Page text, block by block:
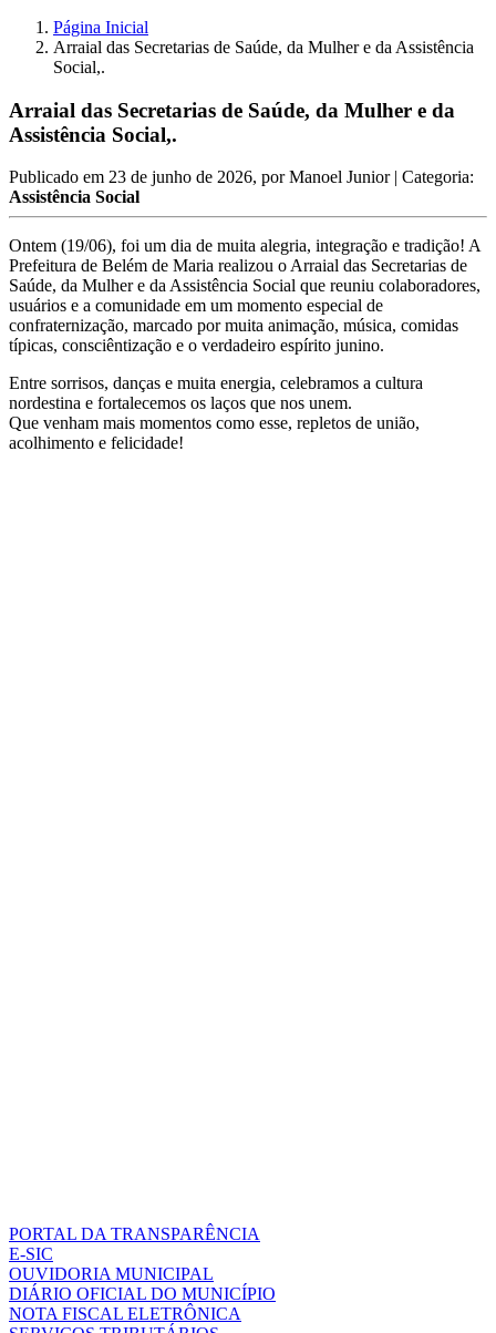
Página Inicial
Arraial das Secretarias de Saúde, da Mulher e da Assistência
Social,.
Arraial das Secretarias de Saúde, da Mulher e da
Assistência Social,.
Publicado em 23 de junho de 2026, porManoel Junior | Categoria:
Assistência Social
Ontem (19/06), foi um dia de muita alegria, integração e tradição! A
Prefeitura de Belém de Maria realizou o Arraial das Secretarias de
Saúde, da Mulher e da Assistência Social que reuniu colaboradores,
usuários e a comunidade em um momento especial de
confraternização, marcado por muita animação, música, comidas
típicas, consciêntização e o verdadeiro espírito junino.
Entre sorrisos, danças e muita energia, celebramos a cultura
nordestina e fortalecemos os laços que nos unem.
Que venham mais momentos como esse, repletos de união,
acolhimento e felicidade!
PORTAL DA TRANSPARÊNCIA
E-SIC
OUVIDORIA MUNICIPAL
DIÁRIO OFICIAL DO MUNICÍPIO
NOTA FISCAL ELETRÔNICA